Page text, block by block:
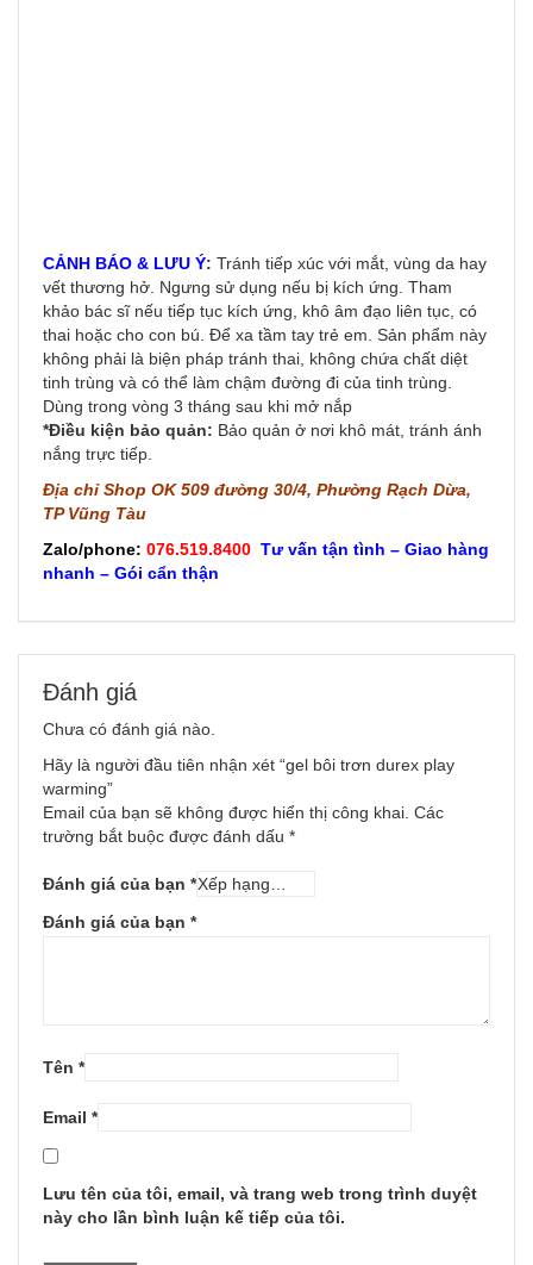
CẢNH BÁO & LƯU Ý: Tránh tiếp xúc với mắt, vùng da hay
vết thương hở. Ngưng sử dụng nếu bị kích ứng. Tham
khảo bác sĩ nếu tiếp tục kích ứng, khô âm đạo liên tục, có
thai hoặc cho con bú. Để xa tầm tay trẻ em. Sản phẩm này
không phải là biện pháp tránh thai, không chứa chất diệt
tinh trùng và có thể làm chậm đường đi của tinh trùng.
Dùng trong vòng 3 tháng sau khi mở nắp
*Điều kiện bảo quản: Bảo quản ở nơi khô mát, tránh ánh
nắng trực tiếp.
Địa chỉ Shop OK 509 đường 30/4, Phường Rạch Dừa,
TP Vũng Tàu
Zalo/phone: 076.519.8400 Tư vấn tận tình – Giao hàng
nhanh – Gói cẩn thận
Đánh giá
Chưa có đánh giá nào.
Hãy là người đầu tiên nhận xét “gel bôi trơn durex play
warming”
Email của bạn sẽ không được hiển thị công khai. Các
trường bắt buộc được đánh dấu *
Đánh giá của bạn *
Đánh giá của bạn *
Tên *
Email *
Lưu tên của tôi, email, và trang web trong trình duyệt
này cho lần bình luận kế tiếp của tôi.